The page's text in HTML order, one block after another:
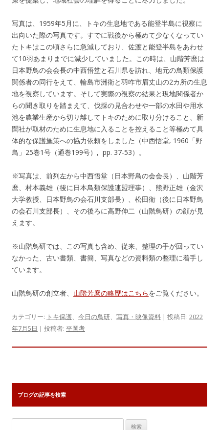
写真は、1959年5月に、トキの生息地である能登半島に視察に
出向いた際の写真です。すでに戦後から極めて少なくなってい
たトキはこの頃さらに急減しており、佐渡と能登半島をあわせ
て10羽あまりまでに減少していました。この時は、山階芳麿は
日本野鳥の会会長の中西悟堂と石川県を訪れ、地元の鳥類保護
関係者の同行をえて、輪島市洲衛と羽咋市眉丈山の2カ所の生息
地を視察しています。そして実際の視察の結果と現地関係者か
らの聞き取りを踏まえて、伐採の見合わせや一部の水田や用水
池を農業生産から切り離してトキのために取り分けること、新
聞社が取材のために生息地に入ることを控えること等極めて具
体的な保護施策への協力依頼をしました（中西悟堂, 1960「野
鳥」25巻1号（通巻199号）, pp. 37-53）。
※写真は、前列左から中西悟堂（日本野鳥の会会長）、山階芳
麿、村本義雄（後に日本鳥類保護連盟理事）、熊野正雄（金沢
大学教授、日本野鳥の会石川支部長）、松田衛（後に日本野鳥
の会石川支部長）、その後ろに高野伸二（山階鳥研）の顔が見
えます。
※山階鳥研では、この写真も含め、従来、整理の手が回ってい
なかった、古い書類、書簡、写真などの資料類の整理に着手し
ています。
山階鳥研の創立者、 山階芳麿の略歴はこちらをご覧ください。
カテゴリー: トキ保護、 今日の鳥研、 写真・映像資料 | 投稿日: 2022
年7月5日 | 投稿者: 平岡考
ブログの記事を検索